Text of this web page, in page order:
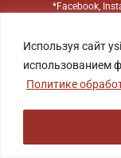
Используя сайт
использованием
Политике
*Facebook,